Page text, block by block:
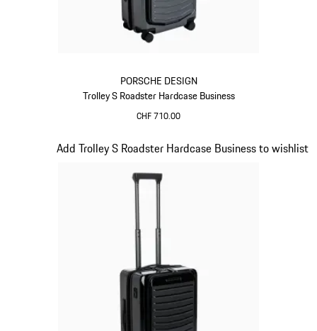
PORSCHE DESIGN
Trolley S Roadster Hardcase Business
CHF 710.00
Add Trolley S Roadster Hardcase Business to wishlist
Diapositiva 15 di 20